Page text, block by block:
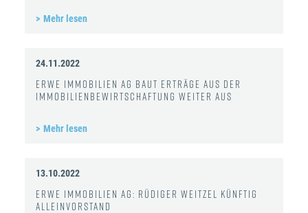
Mehr lesen
24.11.2022
ERWE Immobilien AG baut Erträge aus der
Immobilienbewirtschaftung weiter aus
Mehr lesen
13.10.2022
ERWE Immobilien AG: Rüdiger Weitzel künftig
Alleinvorstand